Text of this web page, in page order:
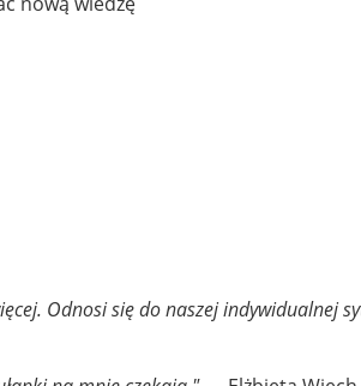
Odnosi się do naszej indywidualnej